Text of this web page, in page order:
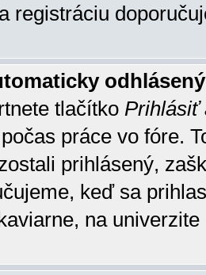
registráciu
tlačítko Prihlásiť
práce vo fóre.
prihlásený,
keď sa
na univerzite